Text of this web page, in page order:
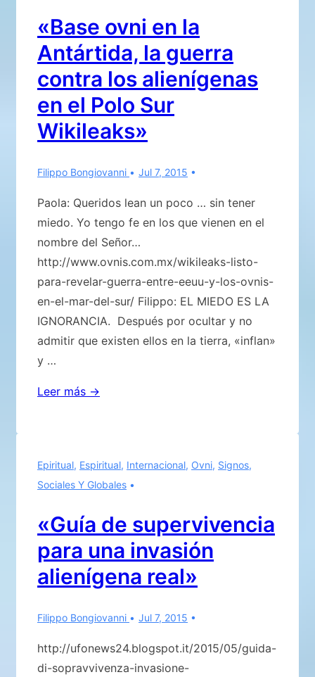
la
construcción
los
Estados
europeos
necesitan
ayuda
en
caso
de
«serios”
problemas
financieros.
«Base ovni en la
Antártida, la guerra
contra los alienígenas
en el Polo Sur
Wikileaks»
Filippo Bongiovanni Jul 7, 2015
Paola: Queridos lean un poco … sin tener
miedo. Yo tengo fe en los que vienen en el
nombre del Señor…
http://www.ovnis.com.mx/wikileaks-listo-
para-revelar-guerra-entre-eeuu-y-los-ovnis-
en-el-mar-del-sur/ Filippo: EL MIEDO ES LA
IGNORANCIA. Después por ocultar y no
admitir que existen ellos en la tierra, «inflan»
y …
«Base
Antártida,
la
contra
los
alienígenas
en
Polo
Sur
Wikileaks»
Leer más →
Epiritual, Espiritual, Internacional, Ovni, Signos,
Sociales Y Globales
«Guía de supervivencia
para una invasión
alienígena real»
Filippo Bongiovanni Jul 7, 2015
http://ufonews24.blogspot.it/2015/05/guida-
di-sopravvivenza-invasione-